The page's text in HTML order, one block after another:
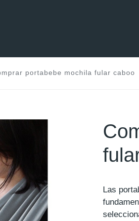
portabebe mochila fular caboo
Las